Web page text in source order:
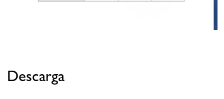
Descarga